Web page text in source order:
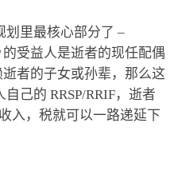
划里最核心部分了 –
的受益人是逝者的现任配偶
者的子女或孙辈，那么这
己的 RRSP/RRIF，逝者
入，税就可以一路递延下